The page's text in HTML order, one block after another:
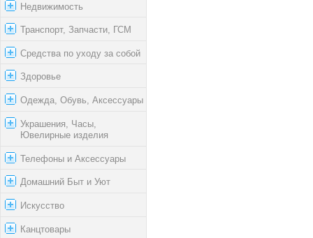
Недвижимость
Транспорт, Запчасти, ГСМ
Средства по уходу за собой
Здоровье
Одежда, Обувь, Аксессуары
Украшения, Часы,
Ювелирные изделия
Телефоны и Аксессуары
Домашний Быт и Уют
Искусство
Канцтовары